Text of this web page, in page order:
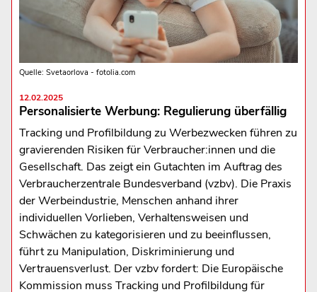
Quelle: Svetaorlova - fotolia.com
12.02.2025
Personalisierte Werbung: Regulierung überfällig
Tracking und Profilbildung zu Werbezwecken führen zu
gravierenden Risiken für Verbraucher:innen und die
Gesellschaft. Das zeigt ein Gutachten im Auftrag des
Verbraucherzentrale Bundesverband (vzbv). Die Praxis
der Werbeindustrie, Menschen anhand ihrer
individuellen Vorlieben, Verhaltensweisen und
Schwächen zu kategorisieren und zu beeinflussen,
führt zu Manipulation, Diskriminierung und
Vertrauensverlust. Der vzbv fordert: Die Europäische
Kommission muss Tracking und Profilbildung für